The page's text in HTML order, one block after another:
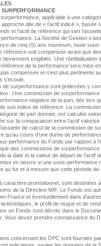
applicable à une
dite de « l’actif indicé », basée
et l’actif de référence qui sert
La Société de Gestion
de cinq (5) ans maximum, toute
référence soit compensée avant que
deviennent exigibles. Une réinitialisation
référence de la performance sera mise
compensée et n’est plus pertinente
s’écoule.
de surperformance sont prélevées y
: Une commission de
négative de la part, dès lors
son indice de référence. La
de part donnée, est calculée
sur la comparaison entre l’actif valorisé
de calcul de la commission de
qu’au cours d’une durée de
performance du Fonds par rapport à
des commissions de surperformance
la date et la valeur de départ de l’actif
en œuvre si une sous-performance
au fur et à mesure que cette période de
caractère promotionnel, sont destinées
de la Directive MIF. Le Fonds est
France et éventuellement dans
le profil de risque et de
un Fonds sont décrits dans le
Vous devez prendre connaissance du
concernant les OPC sont fournies